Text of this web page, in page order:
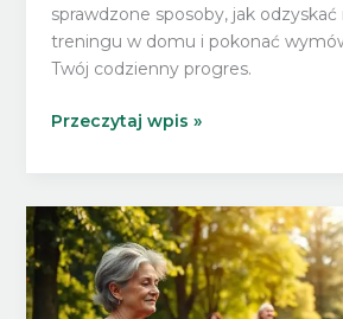
sprawdzone sposoby, jak
treningu w domu i pokonać
Twój codzienny progres.
Najczęstsze
przed
ćwiczeniem
w
domu
–
Przeczytaj wpis »